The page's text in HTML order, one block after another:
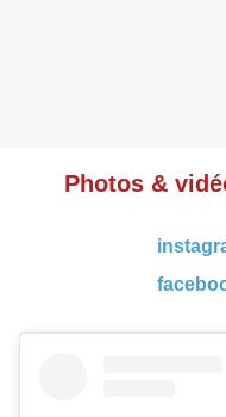
Photos &